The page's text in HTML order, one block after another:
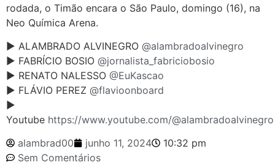
rodada, o Timão encara o São Paulo, domingo (16), na
Neo Química Arena.
► ALAMBRADO ALVINEGRO @alambradoalvinegro
► FABRÍCIO BOSIO @jornalista_fabriciobosio
► RENATO NALESSO @EuKascao
► FLÁVIO PEREZ @flavioonboard
►
Youtube https://www.youtube.com/@alambradoalvinegro
alambrad00
junho 11, 2024
10:32 pm
Sem Comentários